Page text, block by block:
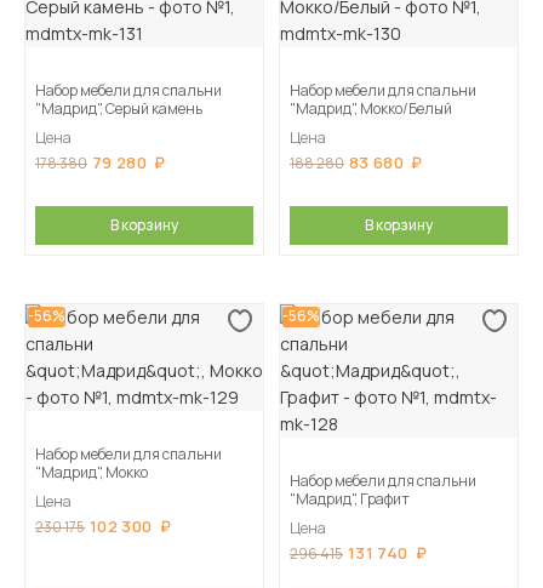
Набор мебели для спальни
"Мадрид", Серый камень
Цена
178 380 79 280
В корзину
Набор мебели для спальни
"Мадрид", Мокко/Белый
Цена
188 280 83 680
В корзину
-56%
Набор мебели для спальни
"Мадрид", Мокко
Цена
230 175 102 300
-56%
Набор мебели для спальни
"Мадрид", Графит
Цена
296 415 131 740